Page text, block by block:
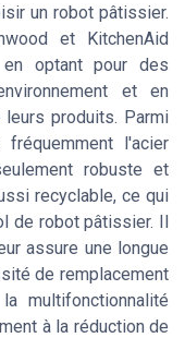
un robot pâtissier.
et KitchenAid
optant pour des
et en
produits. Parmi
l'acier
robuste et
recyclable, ce qui
de robot pâtissier. Il
assure une longue
de remplacement
multifonctionnalité
à la réduction de